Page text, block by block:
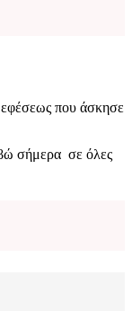
εφέσεως που άσκησε
σήμερα σε όλες